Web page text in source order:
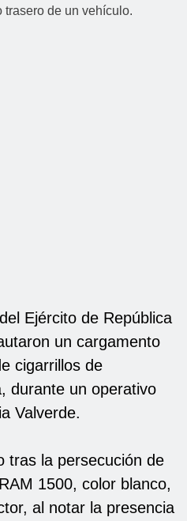
Ejército de República
un cargamento
cigarrillos de
durante un operativo
Valverde.
tras la persecución de
1500, color blanco,
al notar la presencia